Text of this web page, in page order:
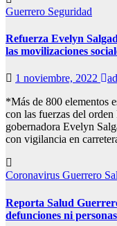
Guerrero Seguridad
Refuerza Evelyn
las movilizaciones
1 noviembre, 2022
*Más de 800 elementos
con las fuerzas del
gobernadora Evelyn
con vigilancia en
Coronavirus Guerrero
Reporta Salud
defunciones ni